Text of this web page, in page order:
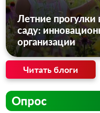
Летние прогулки
саду:
организации
Читать блоги
Опрос